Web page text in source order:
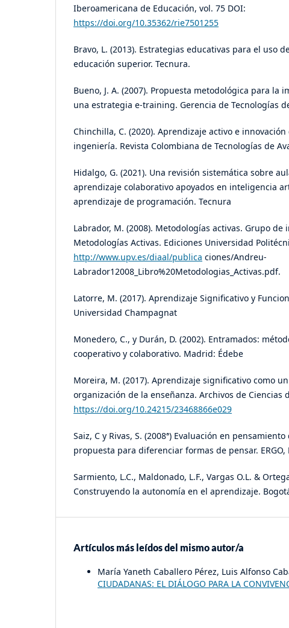
Iberoamericana de Educación, vol. 75 DOI:
https://doi.org/10.35362/rie7501255
Bravo, L. (2013). Estrategias educativas para el uso
educación superior. Tecnura.
Bueno, J. A. (2007). Propuesta metodológica para la
una estrategia e-training. Gerencia de Tecnologías
Chinchilla, C. (2020). Aprendizaje activo e
ingeniería. Revista Colombiana de Tecnologías de
Hidalgo, G. (2021). Una revisión sistemática sobre
aprendizaje colaborativo apoyados en inteligencia
aprendizaje de programación. Tecnura
Labrador, M. (2008). Metodologías activas. Grupo de
Metodologías Activas. Ediciones Universidad
http://www.upv.es/diaal/publica ciones/Andreu-
Labrador12008_Libro%20Metodologias_Activas.pdf.
Latorre, M. (2017). Aprendizaje Significativo y
Universidad Champagnat
Monedero, C., y Durán, D. (2002). Entramados:
cooperativo y colaborativo. Madrid: Édebe
Moreira, M. (2017). Aprendizaje significativo como
organización de la enseñanza. Archivos de Ciencias
https://doi.org/10.24215/23468866e029
Saiz, C y Rivas, S. (2008ª) Evaluación en
propuesta para diferenciar formas de pensar. ERGO,
Sarmiento, L.C., Maldonado, L.F., Vargas O.L. &
Construyendo la autonomía en el aprendizaje.
Artículos más leídos del mismo autor/a
María Yaneth Caballero Pérez, Luis Alfonso
CIUDADANAS: EL DIÁLOGO PARA LA